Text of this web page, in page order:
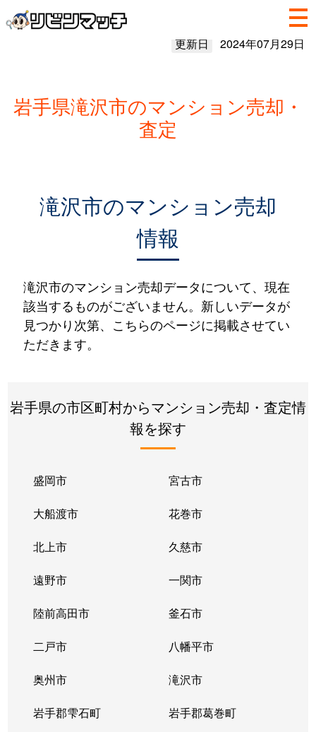
更新日 2024年07月29日
岩手県滝沢市のマンション売却・
査定
滝沢市のマンション売却
情報
滝沢市のマンション売却データについて、現在
該当するものがございません。新しいデータが
見つかり次第、こちらのページに掲載させてい
ただきます。
岩手県の市区町村からマンション売却・査定情
報を探す
盛岡市 宮古市
大船渡市 花巻市
北上市 久慈市
遠野市 一関市
陸前高田市 釜石市
二戸市 八幡平市
奥州市 滝沢市
岩手郡雫石町 岩手郡葛巻町